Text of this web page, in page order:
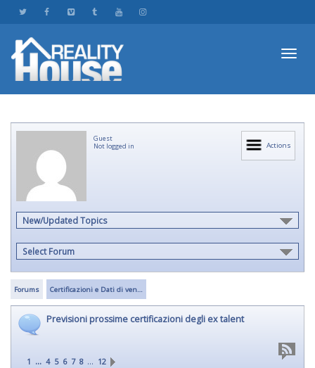
Actions
Guest
Not logged in
New/Updated Topics
Select Forum
Forums Certificazioni e Dati di ven…
Previsioni prossime certificazioni degli ex talent
1 ... 4 5 6 7 8 … 12